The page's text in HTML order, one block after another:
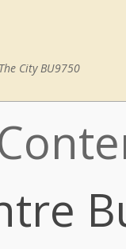
City BU9750